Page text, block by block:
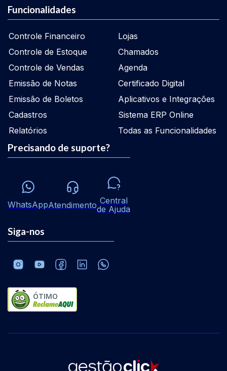
Funcionalidades
Controle Financeiro
Controle de Estoque
Controle de Vendas
Emissão de Notas
Emissão de Boletos
Cadastros
Relatórios
Lojas
Chamados
Agenda
Certificado Digital
Aplicativos e Integrações
Sistema ERP Online
Todas as Funcionalidades
Precisando de suporte?
WhatsAppAtendimento Central
de Ajuda
Siga-nos
ÓTIMO